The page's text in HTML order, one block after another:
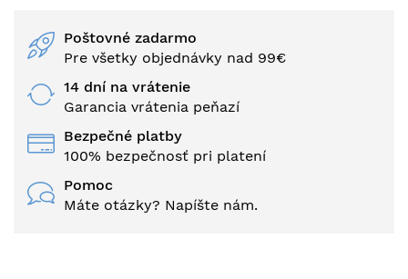
Poštovné zadarmo
Pre všetky objednávky nad 99€
14 dní na vrátenie
Garancia vrátenia peňazí
Bezpečné platby
100% bezpečnosť pri platení
Pomoc
Máte otázky? Napíšte nám.